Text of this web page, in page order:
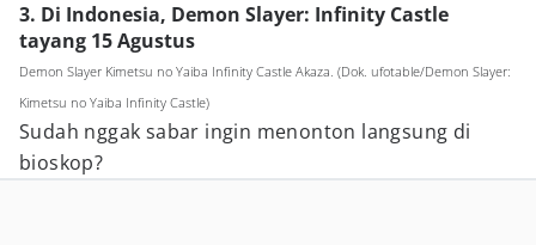
3. Di Indonesia, Demon Slayer: Infinity Castle
tayang 15 Agustus
Demon Slayer Kimetsu no Yaiba Infinity Castle Akaza. (Dok. ufotable/Demon Slayer:
Kimetsu no Yaiba Infinity Castle)
Sudah nggak sabar ingin menonton langsung di
bioskop?